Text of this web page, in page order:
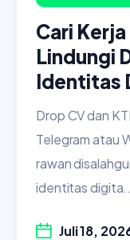
Cari
Lindungi
Identitas
Drop CV dan
Telegram atau
rawan
identitas
Juli 18,